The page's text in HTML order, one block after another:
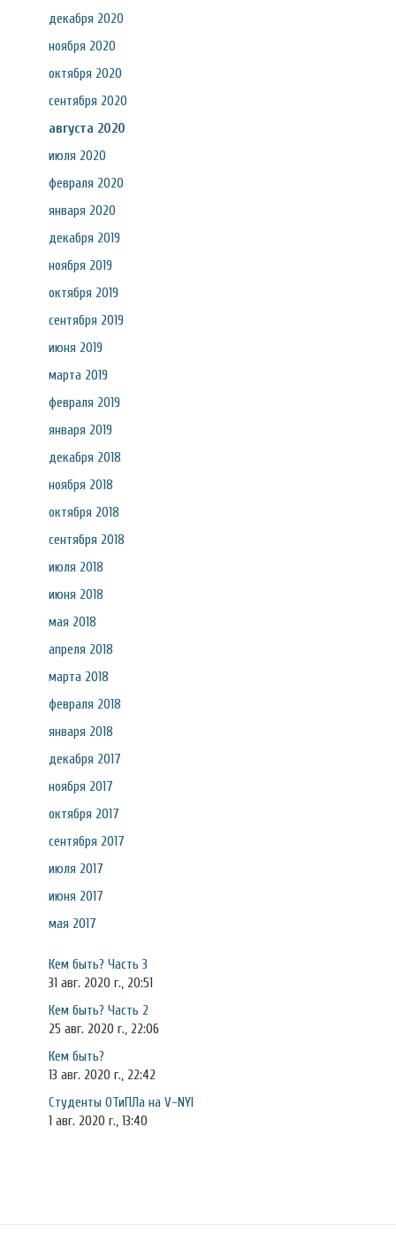
декабря 2020
ноября 2020
октября 2020
сентября 2020
августа 2020
июля 2020
февраля 2020
января 2020
декабря 2019
ноября 2019
октября 2019
сентября 2019
июня 2019
марта 2019
февраля 2019
января 2019
декабря 2018
ноября 2018
октября 2018
сентября 2018
июля 2018
июня 2018
мая 2018
апреля 2018
марта 2018
февраля 2018
января 2018
декабря 2017
ноября 2017
октября 2017
сентября 2017
июля 2017
июня 2017
мая 2017
Кем быть? Часть 3
31 авг. 2020 г., 20:51
Кем быть? Часть 2
25 авг. 2020 г., 22:06
Кем быть?
13 авг. 2020 г., 22:42
Студенты ОТиПЛа на V-NYI
1 авг. 2020 г., 13:40